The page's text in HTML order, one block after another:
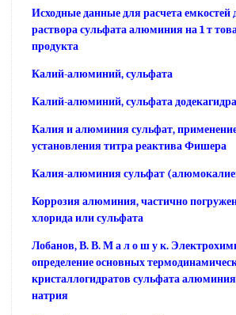
Исходные данные для расчета емкостей
раствора сульфата алюминия на 1 т
продукта
Калий-алюминий, сульфата
Калий-алюминий, сульфата
Калия и алюминия сульфат,
установления титра реактива Фишера
Калия-алюминия сульфат
Коррозия алюминия, частично
хлорида или сульфата
Лобанов, В. В. М а л о ш у к.
определение основных
кристаллогидратов сульфата
натрия